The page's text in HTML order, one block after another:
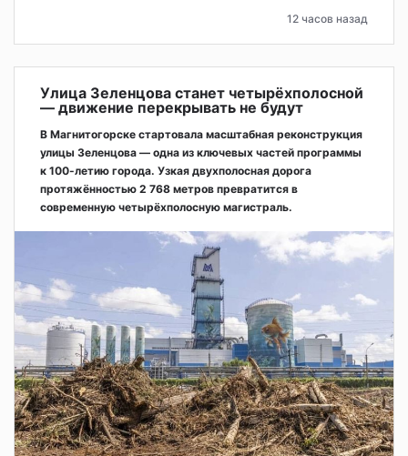
12 часов назад
Улица Зеленцова станет четырёхполосной
— движение перекрывать не будут
В Магнитогорске стартовала масштабная реконструкция
улицы Зеленцова — одна из ключевых частей программы
к 100-летию города. Узкая двухполосная дорога
протяжённостью 2 768 метров превратится в
современную четырёхполосную магистраль.